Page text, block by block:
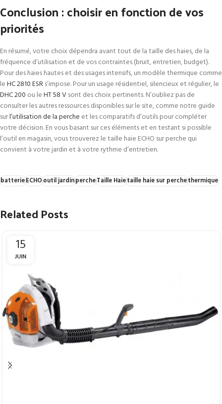
Conclusion : choisir en fonction de vos
priorités
En résumé, votre choix dépendra avant tout de la taille des haies, de la
fréquence d’utilisation et de vos contraintes (bruit, entretien, budget).
Pour des haies hautes et des usages intensifs, un modèle thermique comme
leHC 2810 ESRs’impose. Pour un usage résidentiel, silencieux et régulier, le
DHC 200 ou leHT 58 Vsont des choix pertinents. N’oubliez pas de
consulter les autres ressources disponibles sur le site, comme notre guide
surl’utilisation de la perche et les comparatifs d’outils pour compléter
votre décision. En vous basant sur ces éléments et en testant si possible
l’outil en magasin, vous trouverez le taille haie ECHO sur perche qui
convient à votre jardin et à votre rythme d’entretien.
batterieECHOoutil jardinpercheTaille Haietaille haie sur perchethermique
Related Posts
15
JUIN